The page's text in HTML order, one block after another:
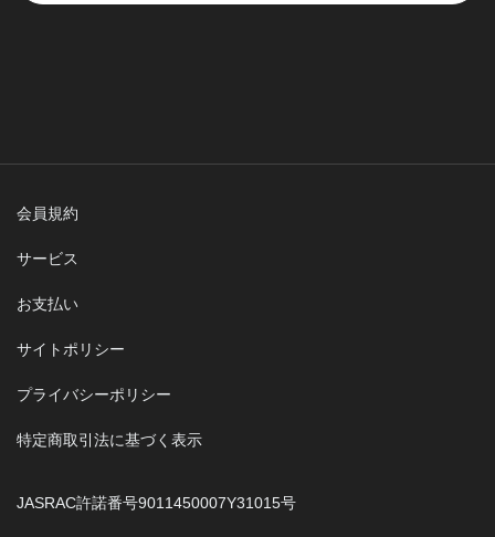
会員規約
サービス
お支払い
サイトポリシー
プライバシーポリシー
特定商取引法に基づく表示
JASRAC許諾番号9011450007Y31015号